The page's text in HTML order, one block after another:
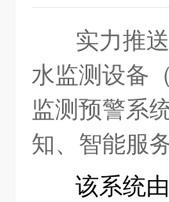
实力推
水监测设备
监测预警系
知、智能服
该系统